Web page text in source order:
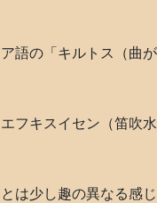
語の「キルトス（曲
フキスイセン（笛吹
は少し趣の異なる感